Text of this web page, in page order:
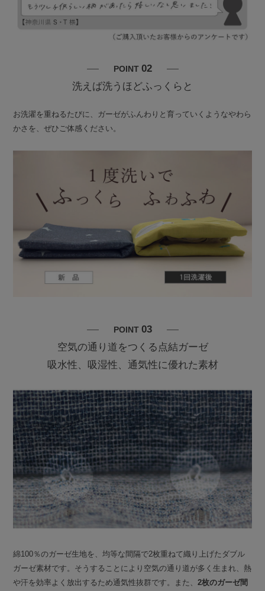
POINT 02
洗えば洗うほどふっくらと
お洗濯を重ねるたびに、ガーゼがふんわりと育っていくようなやわら
かさを、ぜひご体感ください。
POINT 03
空気の通り道をつくる点結ガーゼ
吸水性、吸湿性、通気性に優れた素材
綿100％のガーゼ生地を、均等な間隔で2枚重ねて織り上げたダブル
ガーゼ素材です。そうすることにより空気の通り道が多く生まれ、熱
や汗を効率よく放出するため通気性抜群です。また、2枚のガーゼ間